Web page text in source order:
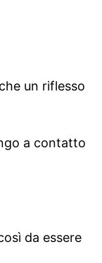
un riflesso
a contatto
da essere